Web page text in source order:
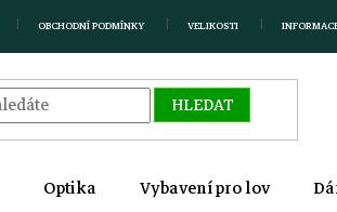
OBCHODNÍ PODMÍNKY VELIKOSTI
HLEDAT
Optika Vybavení pro lov